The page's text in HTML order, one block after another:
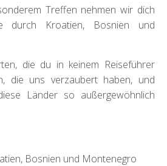
Treffen nehmen wir dich
durch Kroatien, Bosnien und
die du in keinem Reiseführer
die uns verzaubert haben, und
Länder so außergewöhnlich
Bosnien und Montenegro